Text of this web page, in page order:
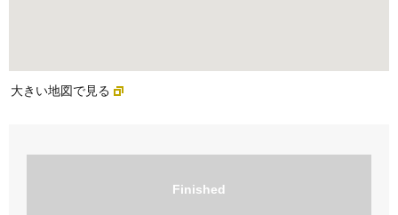
大きい地図で見る
Finished